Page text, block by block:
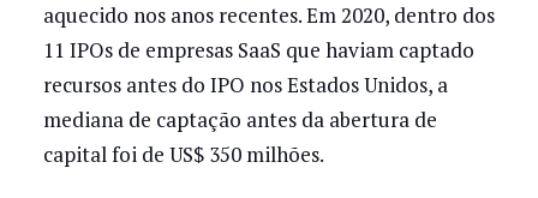
aquecido nos anos recentes. Em 2020, dentro dos
11 IPOs de empresas SaaS que haviam captado
recursos antes do IPO nos Estados Unidos, a
mediana de captação antes da abertura de
capital foi de US$ 350 milhões.